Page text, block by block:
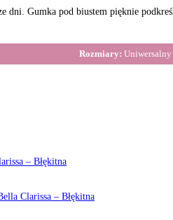
dni. Gumka pod biustem pięknie
Rozmiary: Uniwersalny